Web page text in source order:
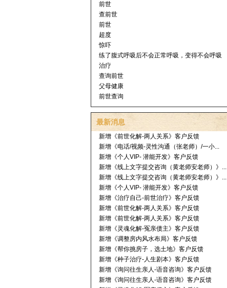
前世
查前世
前世
超度
惊吓
练了腹式呼吸后不会正常呼吸，变得不会呼吸
治疗
查询前世
父母健康
前世查询
最新消息
新增《前世化解-两人关系》客户反馈
新增《电话/视频-灵性沟通（张老师）/一小...
新增《个人VIP- 潜能开发》客户反馈
新增《线上文字提交咨询（黄老师安老师）》...
新增《线上文字提交咨询（黄老师安老师）》...
新增《个人VIP- 潜能开发》客户反馈
新增《治疗自己-前世治疗》客户反馈
新增《前世化解-两人关系》客户反馈
新增《前世化解-两人关系》客户反馈
新增《灵魂化解-冤亲债主》客户反馈
新增《调整房内风水布局》客户反馈
新增《帮你挑房子，选土地》客户反馈
新增《种子治疗-人生剧本》客户反馈
新增《询问往生亲人-语音咨询》客户反馈
新增《询问往生亲人-语音咨询》客户反馈